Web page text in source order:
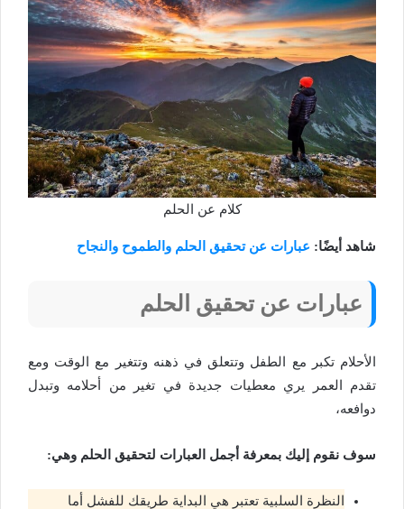
كلام عن الحلم
شاهد أيضًا: عبارات عن تحقيق الحلم والطموح والنجاح
عبارات عن تحقيق الحلم
الأحلام تكبر مع الطفل وتتعلق في ذهنه وتتغير مع الوقت ومع
تقدم العمر يري معطيات جديدة في تغير من أحلامه وتبدل
دوافعه،
سوف نقوم إليك بمعرفة أجمل العبارات لتحقيق الحلم وهي:
النظرة السلبية تعتبر هي البداية طريقك للفشل أما